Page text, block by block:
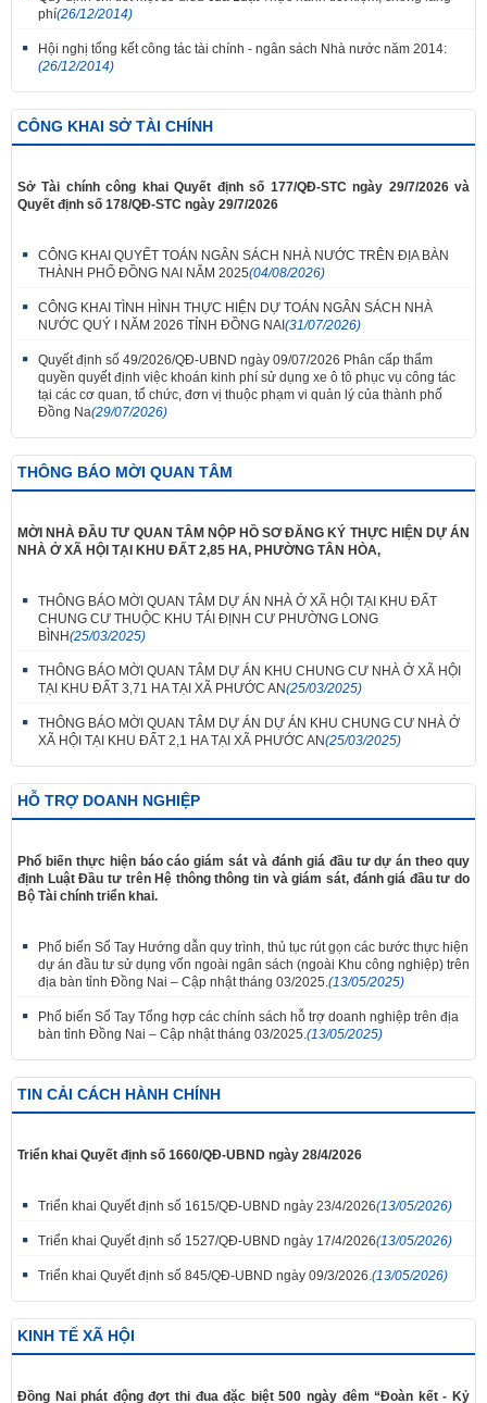
phí(26/12/2014)
Hội nghị tổng kết công tác tài chính - ngân sách Nhà nước năm 2014:
(26/12/2014)
CÔNG KHAI SỞ TÀI CHÍNH
Sở Tài chính công khai Quyết định số 177/QĐ-STC ngày 29/7/2026 và
Quyết định số 178/QĐ-STC ngày 29/7/2026
CÔNG KHAI QUYẾT TOÁN NGÂN SÁCH NHÀ NƯỚC TRÊN ĐỊA BÀN
THÀNH PHỐ ĐỒNG NAI NĂM 2025(04/08/2026)
CÔNG KHAI TÌNH HÌNH THỰC HIỆN DỰ TOÁN NGÂN SÁCH NHÀ
NƯỚC QUÝ I NĂM 2026 TỈNH ĐỒNG NAI(31/07/2026)
Quyết định số 49/2026/QĐ-UBND ngày 09/07/2026 Phân cấp thẩm
quyền quyết định việc khoán kinh phí sử dụng xe ô tô phục vụ công tác
tại các cơ quan, tổ chức, đơn vị thuộc phạm vi quản lý của thành phố
Đồng Na(29/07/2026)
THÔNG BÁO MỜI QUAN TÂM
MỜI NHÀ ĐẦU TƯ QUAN TÂM NỘP HỒ SƠ ĐĂNG KÝ THỰC HIỆN DỰ ÁN
NHÀ Ở XÃ HỘI TẠI KHU ĐẤT 2,85 HA, PHƯỜNG TÂN HÒA,
THÔNG BÁO MỜI QUAN TÂM DỰ ÁN NHÀ Ở XÃ HỘI TẠI KHU ĐẤT
CHUNG CƯ THUỘC KHU TÁI ĐỊNH CƯ PHƯỜNG LONG
BÌNH(25/03/2025)
THÔNG BÁO MỜI QUAN TÂM DỰ ÁN KHU CHUNG CƯ NHÀ Ở XÃ HỘI
TẠI KHU ĐẤT 3,71 HA TẠI XÃ PHƯỚC AN(25/03/2025)
THÔNG BÁO MỜI QUAN TÂM DỰ ÁN DỰ ÁN KHU CHUNG CƯ NHÀ Ở
XÃ HỘI TẠI KHU ĐẤT 2,1 HA TẠI XÃ PHƯỚC AN(25/03/2025)
HỖ TRỢ DOANH NGHIỆP
Phổ biến thực hiện báo cáo giám sát và đánh giá đầu tư dự án theo quy
định Luật Đầu tư trên Hệ thông thông tin và giám sát, đánh giá đầu tư do
Bộ Tài chính triển khai.
Phổ biến Sổ Tay Hướng dẫn quy trình, thủ tục rút gọn các bước thực hiện
dự án đầu tư sử dụng vốn ngoài ngân sách (ngoài Khu công nghiệp) trên
địa bàn tỉnh Đồng Nai – Cập nhật tháng 03/2025. (13/05/2025)
Phổ biến Sổ Tay Tổng hợp các chính sách hỗ trợ doanh nghiệp trên địa
bàn tỉnh Đồng Nai – Cập nhật tháng 03/2025. (13/05/2025)
TIN CẢI CÁCH HÀNH CHÍNH
Triển khai Quyết định số 1660/QĐ-UBND ngày 28/4/2026
Triển khai Quyết định số 1615/QĐ-UBND ngày 23/4/2026(13/05/2026)
Triển khai Quyết định số 1527/QĐ-UBND ngày 17/4/2026(13/05/2026)
Triển khai Quyết định số 845/QĐ-UBND ngày 09/3/2026. (13/05/2026)
KINH TẾ XÃ HỘI
Đồng Nai phát động đợt thi đua đặc biệt 500 ngày đêm “Đoàn kết - Kỷ